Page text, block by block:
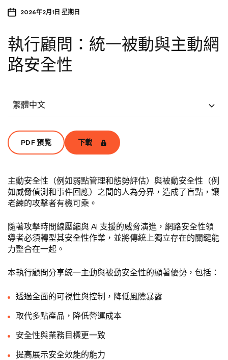
2026年2月1日 星期日
執行顧問：統一被動與主動網
路安全性
繁體中文
PDF 預覧 下載
主動安全性（例如弱點管理和態勢評估）與被動安全性（例
如威脅偵測和事件回應）之間的人為分界，造成了盲點，讓
老練的攻擊者有機可乘。
隨著攻擊時間線壓縮與 AI 支援的威脅演進，網路安全性領
導者必須轉型其安全性作業，並將傳統上獨立存在的關鍵能
力整合在一起。
本執行顧問分享統一主動與被動安全性的顯著優勢，包括：
透過全面的可視性與控制，降低風險暴露
取代多點產品，降低營運成本
安全性與業務目標更一致
提高展示安全效能的能力